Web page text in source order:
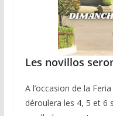
Les novillos
A l’occasion de la
déroulera les 4, 5 et 6